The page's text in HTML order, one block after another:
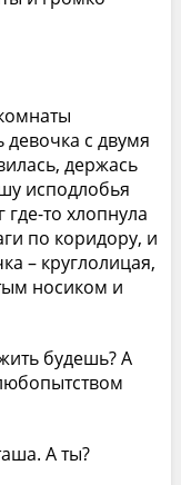
девочка с двумя
держась
исподлобья
то хлопнула
по коридору, и
– круглолицая,
носиком и
будешь? А
А ты?